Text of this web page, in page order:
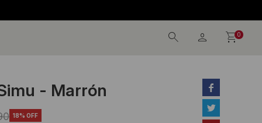
0
- Marrón
18

